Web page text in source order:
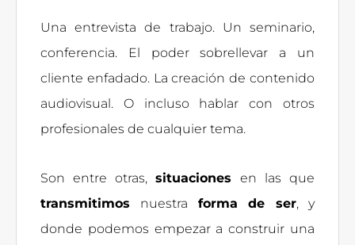
Una entrevista de trabajo. Un seminario,
conferencia. El poder sobrellevar a un
cliente enfadado. La creación de contenido
audiovisual. O incluso hablar con otros
profesionales de cualquier tema.
Son entre otras, situaciones en las que
transmitimos nuestra forma de ser, y
donde podemos empezar a construir una